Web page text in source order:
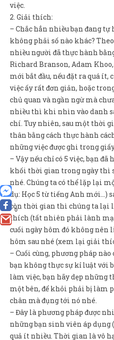
0
việc.
2. Giải thích:
– Chắc hẳn nhiều bạn đang
không phải số nào khác?
nhiều người đã thực hành
Richard Branson, Adam
mới bắt đầu, nếu đặt ra quá ít,
việc ấy rất đơn giản, hoặc
chủ quan và ngần ngừ mà
nhiều thì khi nhìn vào danh
chí. Tuy nhiên, sau một thời
thân bằng cách thực hành
những việc được ghi trong
– Vậy nếu chỉ có 5 việc, bạn
khối thời gian trong ngày thì
nhé. Chúng ta có thể lặp lại
dụ: Học 5 từ tiếng Anh mới…)
còn thời gian thì chúng ta lại
thích (tất nhiên phải lành
cuối ngày hôm đó không nên
hôm sau nhé (xem lại giải
– Cuối cùng, phương pháp
bạn không thực sự kỉ luật với
làm việc, bạn hãy dẹp những
một bên, để khỏi phải bị làm
chân mà đụng tới nó nhé.
– Đây là phương pháp được
những bạn sinh viên áp dụng
quả ít nhiều. Thời gian là vô